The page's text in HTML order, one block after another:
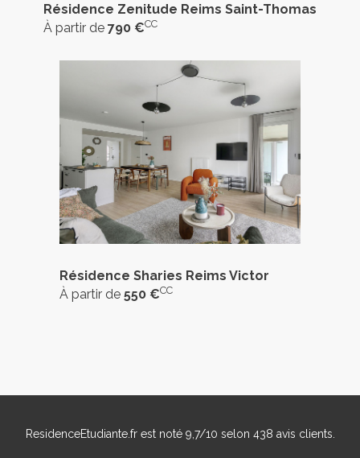
Résidence Zenitude Reims Saint-Thomas
À partir de 790 €CC
Résidence Sharies Reims Victor
À partir de 550 €CC
ResidenceEtudiante.frest noté 9,7/10 selon 438 avis clients.